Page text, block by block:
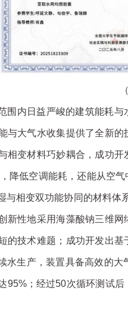
围内日益严峻的建筑能耗
与大气水收集提供了全新
相变材料巧妙耦合，成功
降低空调能耗，还能从空
与相变双功能协同的材料体
新性地采用海藻酸钠三维
的技术难题； 成功开发出基
水生产，装置具备高效的
95%； 经过50次循环测试